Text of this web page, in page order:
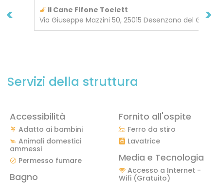
<
Il Cane Fifone Toelett
Via Giuseppe Mazzini 50, 25015 Desenzano del Garda
>
Servizi della struttura
Accessibilità
Adatto ai bambini
Animali domestici
ammessi
Permesso fumare
Bagno
Fornito all'ospite
Ferro da stiro
Lavatrice
Media e Tecnologia
Accesso a Internet -
Wifi (Gratuito)